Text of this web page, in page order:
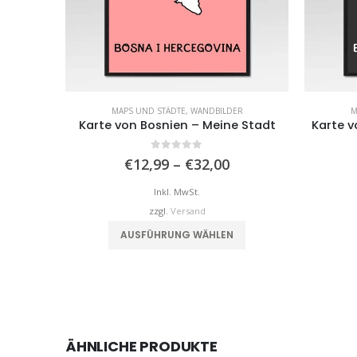
MAPS UND STÄDTE, WANDBILDER
Karte von Bosnien – Meine Stadt
€12,99 – €32,00Preisspanne:
Inkl. MwSt.
zzgl. Versand
AUSFÜHRUNG WÄHLEN
Karte
ÄHNLICHE PRODUKTE